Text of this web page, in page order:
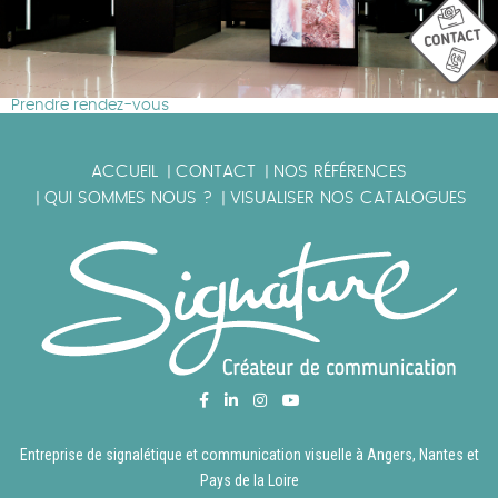
Prendre rendez-vous
ACCUEIL CONTACT NOS RÉFÉRENCES
QUI SOMMES NOUS ? VISUALISER NOS CATALOGUES
Entreprise de signalétique et communication visuelle à Angers, Nantes et
Pays de la Loire